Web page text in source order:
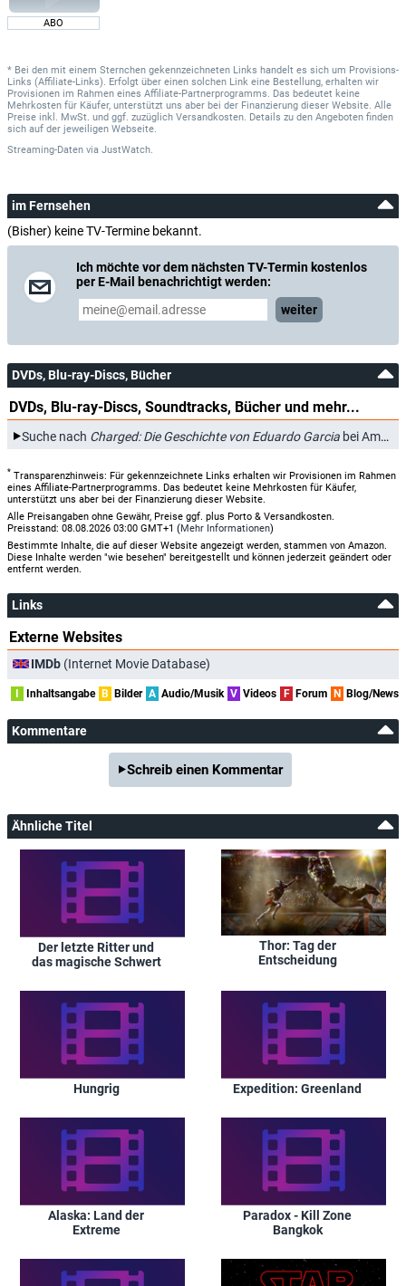
ABO
* Bei den mit einem Sternchen gekennzeichneten Links handelt es sich um Provisions-
Links (Affiliate-Links). Erfolgt über einen solchen Link eine Bestellung, erhalten wir
Provisionen im Rahmen eines Affiliate-Partnerprogramms. Das bedeutet keine
Mehrkosten für Käufer, unterstützt uns aber bei der Finanzierung dieser Website. Alle
Preise inkl. MwSt. und ggf. zuzüglich Versandkosten. Details zu den Angeboten finden
sich auf der jeweiligen Webseite.
Streaming-Daten via JustWatch.
im Fernsehen
(Bisher) keine TV-Termine bekannt.
Ich möchte vor dem nächsten TV-Termin kostenlos
per E-Mail benachrichtigt werden:
weiter
DVDs, Blu-ray-Discs, Bücher
DVDs, Blu-ray-Discs, Soundtracks, Bücher und mehr...
Suche nach Charged: Die Geschichte von Eduardo Garcia bei Amazon.de
* Transparenzhinweis: Für gekennzeichnete Links erhalten wir Provisionen im Rahmen
eines Affiliate-Partnerprogramms. Das bedeutet keine Mehrkosten für Käufer,
unterstützt uns aber bei der Finanzierung dieser Website.
Alle Preisangaben ohne Gewähr, Preise ggf. plus Porto & Versandkosten.
Preisstand: 08.08.2026 03:00 GMT+1 (Mehr Informationen)
Bestimmte Inhalte, die auf dieser Website angezeigt werden, stammen von Amazon.
Diese Inhalte werden "wie besehen" bereitgestellt und können jederzeit geändert oder
entfernt werden.
Links
Externe Websites
IMDb (Internet Movie Database)
I Inhaltsangabe B Bilder A Audio/Musik V Videos F Forum N Blog/News
Kommentare
Schreib einen Kommentar
Ähnliche Titel
Der letzte Ritter und
das magische Schwert
Thor: Tag der
Entscheidung
Hungrig Expedition: Greenland
Alaska: Land der
Extreme
Paradox - Kill Zone
Bangkok